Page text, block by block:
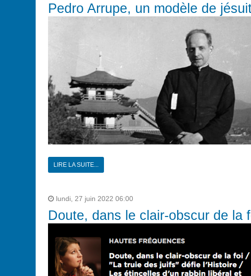
Pedro Arrupe, un modèle de
LIRE LA SUITE...
lundi, 27 juin 2022 06:00
Doute, dans le clair-obscur de la